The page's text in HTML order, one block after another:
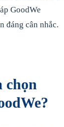
GoodWe
đáng cân nhắc.
chọn